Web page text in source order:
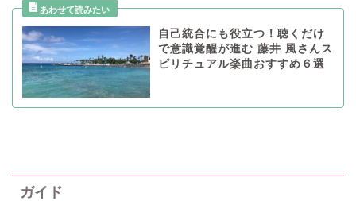
自己統合にも役立つ！聴くだけ
で意識覚醒が進む 藤井 風さんス
ピリチュアル楽曲おすすめ６選
ガイド